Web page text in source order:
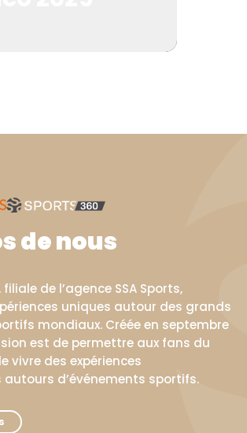
de nous
filiale de l’agence SSA Sports,
uniques autour des grands
mondiaux. Créée en septembre
est de permettre aux fans du
vivre des expériences
autours d’événements sportifs.